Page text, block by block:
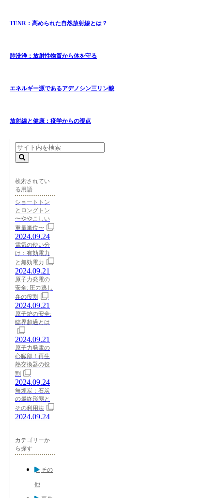
TENR：高められた自然放射線とは？
肺洗浄：放射性物質から体を守る
エネルギー源であるアデノシン三リン酸
放射線と健康：疫学からの視点
検索されてい
る用語
ショートトン
とロングトン
〜ややこしい
重量単位〜
2024.09.24
電気の使い分
け：有効電力
と無効電力
2024.09.21
原子力発電の
安全: 圧力逃し
弁の役割
2024.09.21
原子炉の安全:
臨界超過とは
2024.09.21
原子力発電の
心臓部！再生
熱交換器の役
割
2024.09.24
無煙炭：石炭
の最終形態と
その利用法
2024.09.24
カテゴリーか
ら探す
その
他